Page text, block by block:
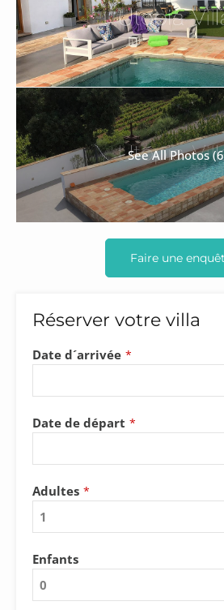
See All Photos
Faire une
Réserver votre villa
Phone
Number *
Date d´arrivée *
Date de départ *
Adultes *
Enfants